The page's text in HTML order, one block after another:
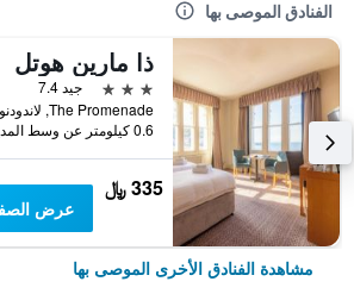
الفنادق الموصى بها
ذا مارين هوتل
3 نجوم
جيد 7.4
0.6 كيلومتر عن وسط المدينة
335 ﷼
عرض
مشاهدة الفنادق الأخرى الموصى بها